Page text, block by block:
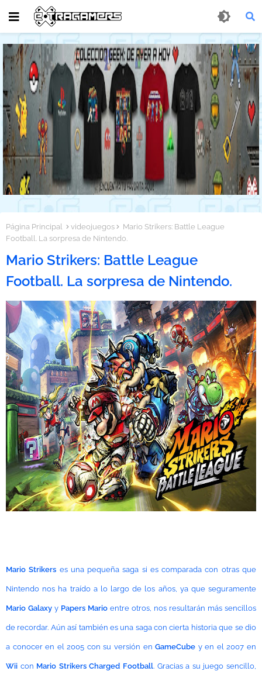
Página Principal videojuegos
Mario Strikers: Battle League
Football. La sorpresa de Nintendo.
Mario Strikers: Battle League
Football. La sorpresa de Nintendo.
Mario Strikers es una pequeña saga si es comparada con otras que
Nintendo nos ha traído a lo largo de los años, ya que seguramente
Mario Galaxy y Papers Mario entre otros, nos resultarán más sencillos
de recordar. Aún así también es una saga con cierta historia que se dio
a conocer en el 2005 con su versión enGameCube y en el 2007 en
Wii con Mario Strikers Charged Football. Gracias a su juego sencillo,